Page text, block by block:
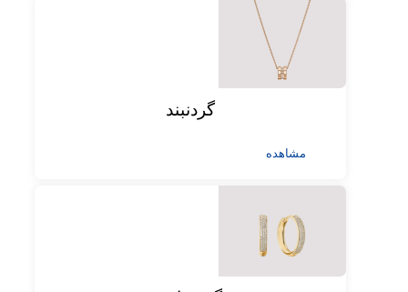
گردنبند
مشاهده